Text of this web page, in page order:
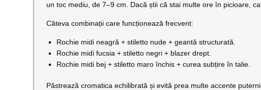
un toc mediu, de 7–9 cm. Dacă știi că stai multe ore în picioare,
Câteva combinații care funcționează frecvent:
Rochie midi neagră + stiletto nude + geantă structurată.
Rochie midi fucsia + stiletto negri + blazer drept.
Rochie midi bej + stiletto maro închis + curea subțire în talie.
Păstrează cromatica echilibrată și evită prea multe accente